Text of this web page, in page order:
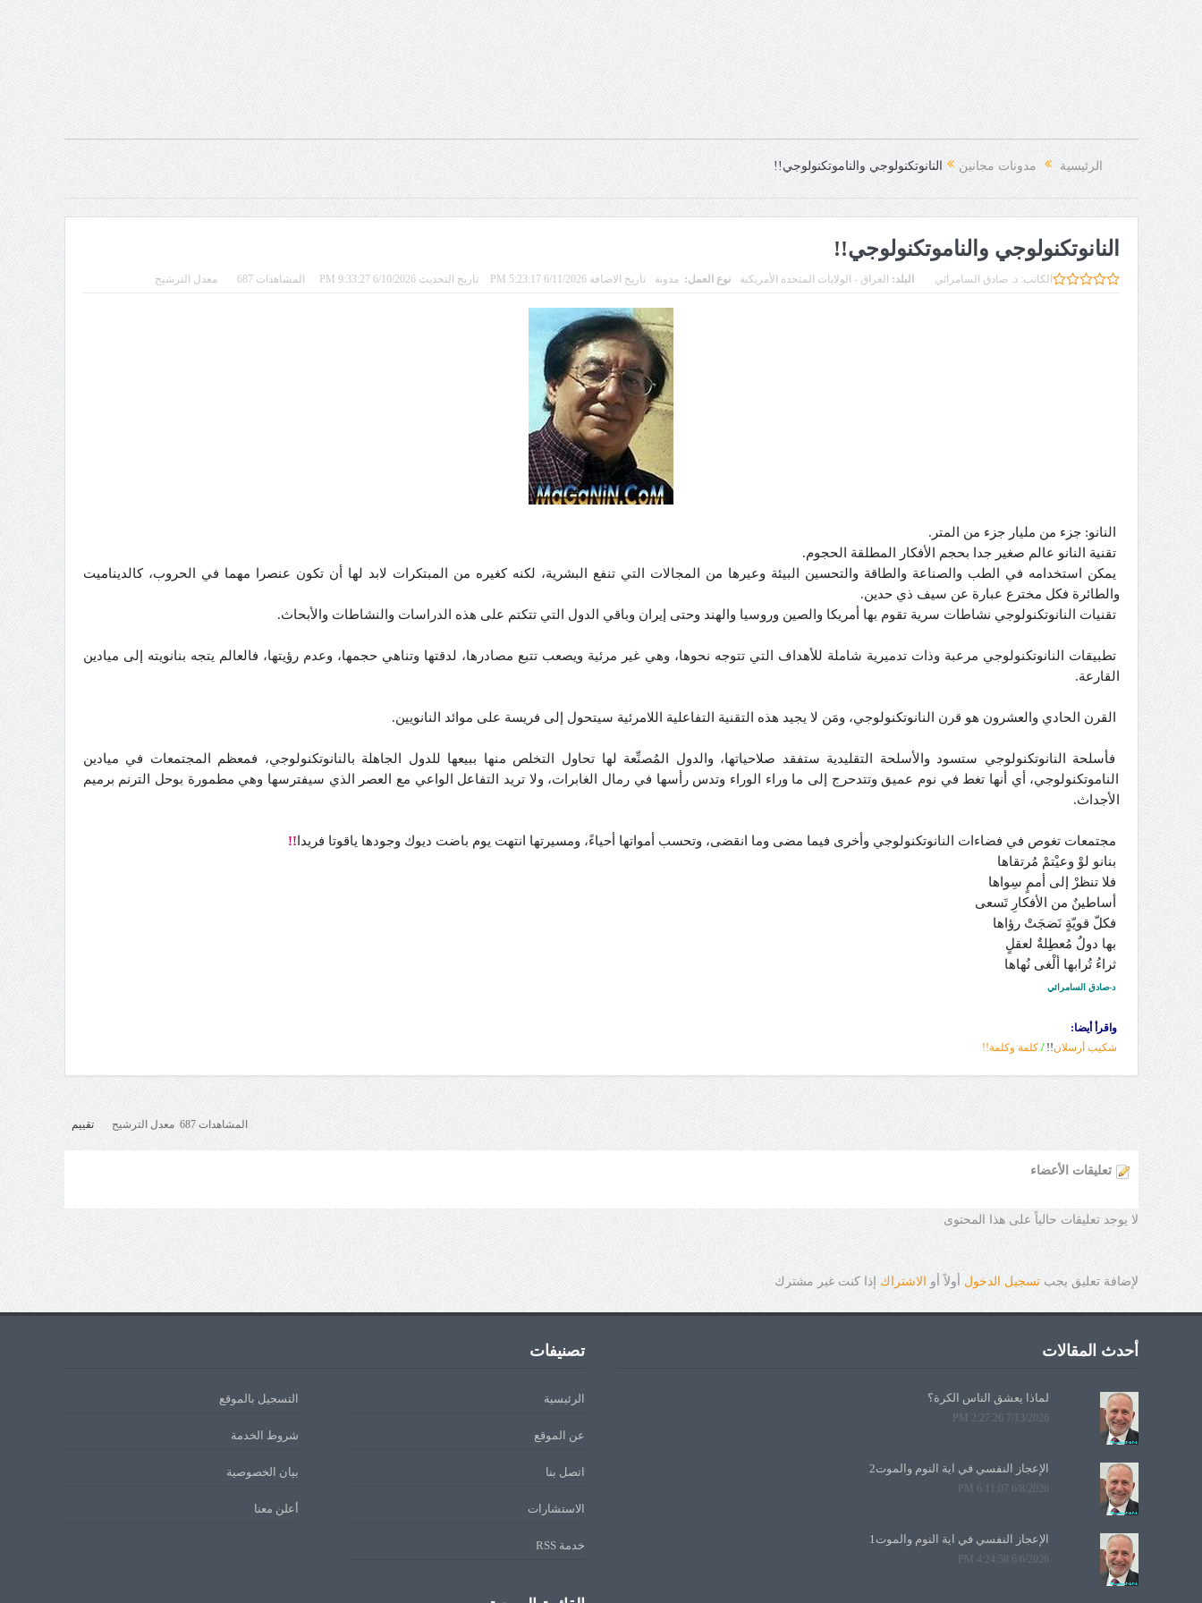
الرئيسية مدونات مجانين النانوتكنولوجي والناموتكنولوجي!!
النانوتكنولوجي والناموتكنولوجي!!
الكاتب:د. صادق السامرائي البلد: العراق - الولايات المتحدة الأمريكية نوع العمل:مدونة تاريخ الاضافة 6/11/2026 5:23:17 PM تاريخ التحديث 6/10/2026 9:33:27 PM المشاهدات 687 معدل الترشيح
النانو: جزء من مليار جزء من المتر.
تقنية النانو عالم صغير جدا بحجم الأفكار المطلقة الحجوم.
يمكن استخدامه في الطب والصناعة والطاقة والتحسين البيئة وعيرها من المجالات التي تنفع البشرية، لكنه كغيره من المبتكرات لابد لها أن تكون عنصرا مهما في الحروب، كالديناميت
والطائرة فكل مخترع عبارة عن سيف ذي حدين.
تقنيات النانوتكنولوجي نشاطات سرية تقوم بها أمريكا والصين وروسيا والهند وحتى إيران وباقي الدول التي تتكتم على هذه الدراسات والنشاطات والأبحاث.
تطبيقات النانوتكنولوجي مرعبة وذات تدميرية شاملة للأهداف التي تتوجه نحوها، وهي غير مرئية ويصعب تتبع مصادرها، لدقتها وتناهي حجمها، وعدم رؤيتها، فالعالم يتجه بنانويته إلى ميادين
القارعة.
القرن الحادي والعشرون هو قرن النانوتكنولوجي، ومَن لا يجيد هذه التقنية التفاعلية اللامرئية سيتحول إلى فريسة على موائد النانويين.
فأسلحة النانوتكنولوجي ستسود والأسلحة التقليدية ستفقد صلاحياتها، والدول المُصنِّعة لها تحاول التخلص منها ببيعها للدول الجاهلة بالنانوتكنولوجي، فمعظم المجتمعات في ميادين
الناموتكنولوجي، أي أنها تغط في نوم عميق وتتدحرج إلى ما وراء الوراء وتدس رأسها في رمال الغابرات، ولا تريد التفاعل الواعي مع العصر الذي سيفترسها وهي مطمورة بوحل الترنم برميم
الأجداث.
مجتمعات تغوص في فضاءات النانوتكنولوجي وأخرى فيما مضى وما انقضى، وتحسب أمواتها أحياءً، ومسيرتها انتهت يوم باضت ديوك وجودها ياقوتا فريدا !!
بنانو لوْ وعيْتمْ مُرتقاها
فلا تنظرْ إلى أممٍ سِواها
أساطينٌ من الأفكارِ تَسعى
فكلّ قويّةٍ نَضجَتْ رؤاها
بها دولٌ مُعطِلةٌ لعقلٍ
ثراءُ تُرابها ألْغى نُهاها
د-صادق السامرائي
واقرأ أيضا:
شكيب أرسلان!!
/كلمة وكلمة!!
المشاهدات 687 معدل الترشيح تقييم
تعليقات الأعضاء
لا يوجد تعليقات حالياً على هذا المحتوى
لإضافة تعليق يجبتسجيل الدخول أولاً أو الاشتراكإذا كنت غير مشترك
أحدث المقالات
لماذا يعشق الناس الكرة؟
7/13/2026 2:27:26 PM
الإعجاز النفسي في آية النوم والموت2
6/8/2026 6:11:07 PM
الإعجاز النفسي في آية النوم والموت1
6/6/2026 4:24:58 PM
تصنيفات
الرئيسية التسجيل بالموقع
عن الموقع شروط الخدمة
اتصل بنا بيان الخصوصية
الاستشارات أعلن معنا
خدمة RSS